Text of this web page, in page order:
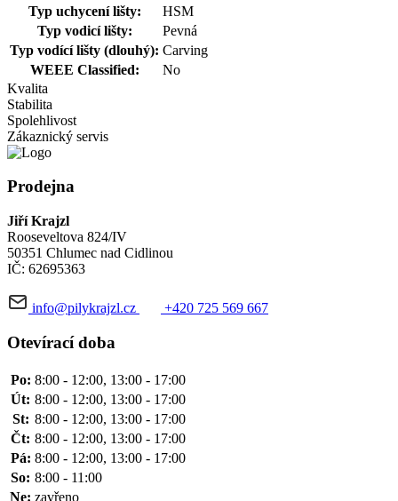
Typ uchycení lišty:
HSM
Typ vodicí lišty:
Pevná
Typ vodící lišty (dlouhý): Carving
WEEE Classified:
No
Kvalita
Stabilita
Spolehlivost
Zákaznický servis
Prodejna
Jiří Krajzl
Rooseveltova 824/IV
50351 Chlumec nad Cidlinou
IČ: 62695363
info@pilykrajzl.cz +420 725 569 667
Otevírací doba
Po: 8:00 - 12:00, 13:00 - 17:00
Út: 8:00 - 12:00, 13:00 - 17:00
St: 8:00 - 12:00, 13:00 - 17:00
Čt: 8:00 - 12:00, 13:00 - 17:00
Pá: 8:00 - 12:00, 13:00 - 17:00
So: 8:00 - 11:00
Ne: zavřeno